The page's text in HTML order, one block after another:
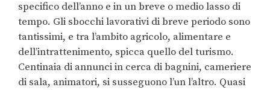
specifico dell’anno e in un breve o medio lasso di
tempo. Gli sbocchi lavorativi di breve periodo sono
tantissimi, e tra l’ambito agricolo, alimentare e
dell’intrattenimento, spicca quello del turismo.
Centinaia di annunci in cerca di bagnini, cameriere
di sala, animatori, si susseguono l’un l’altro. Quasi